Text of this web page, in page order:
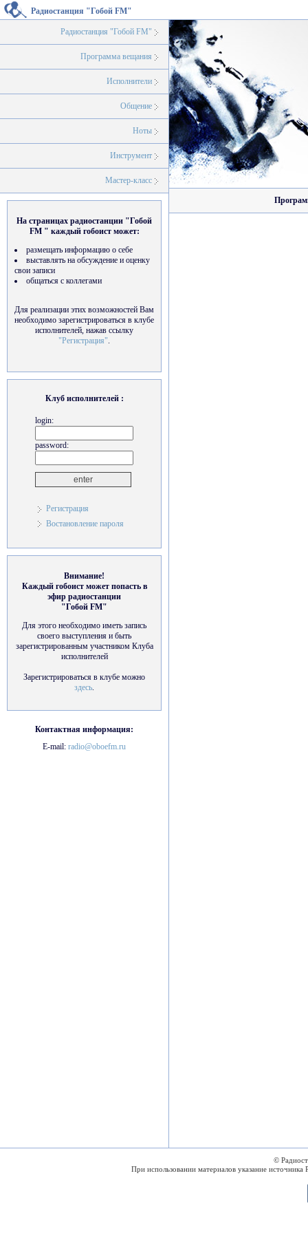
Радиостанция "Гобой FM"
Радиостанция "Гобой FM"
Программа вещания
Исполнители
Общение
Ноты
Инструмент
Мастер-класс
На страницах радиостанции "Гобой
FM " каждый гобоист может:
размещать информацию о себе
выставлять на обсуждение и оценку
свои записи
общаться с коллегами
Для реализации этих возможностей Вам
необходимо зарегистрироваться в клубе
исполнителей, нажав ссылку
"Регистрация".
Клуб исполнителей :
login:
password:
Регистрация
Востановление пароля
Внимание!
Каждый гобоист может попасть в
эфир радиостанции
"Гобой FM"
Для этого необходимо иметь запись
своего выступления и быть
зарегистрированным участником Клуба
исполнителей
Зарегистрироваться в клубе можно
здесь.
Контактная информация:
E-mail: radio@oboefm.ru
©
При использовании материалов указание